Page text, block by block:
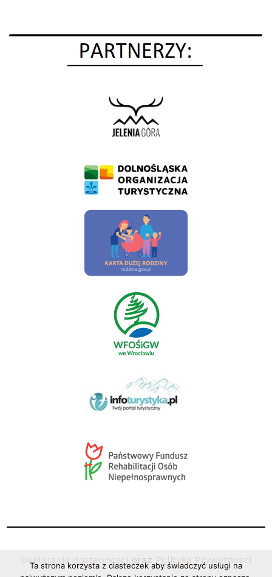
Deklaracja dostępności oraz Polityka Prywatności
Ta strona korzysta z ciasteczek aby świadczyć usługi na